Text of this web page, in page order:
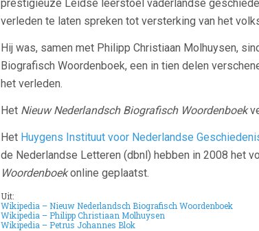
prestigieuze Leidse leerstoel vaderlandse
verleden te laten spreken tot versterking van het
Hij was, samen met Philipp Christiaan Molhuysen,
Biografisch Woordenboek, een in tien delen
het verleden.
Het Nieuw Nederlandsch Biografisch Woordenboek
Het Huygens Instituut voor Nederlandse
de Nederlandse Letteren (dbnl) hebben in 2008 het
Woordenboekonline geplaatst.
Uit:
Wikipedia – Nieuw Nederlandsch Biografisch Woordenboek
Wikipedia – Philipp Christiaan Molhuysen
Wikipedia – Petrus Johannes Blok